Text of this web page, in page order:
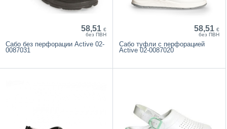
58,51 €
без ПВН
Сабо без перфорации Active 02-
0087031
58,51 €
без ПВН
Сабо туфли с перфорацией
Active 02-0087020